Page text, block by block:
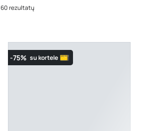
60 rezultatų
-75% su kortele